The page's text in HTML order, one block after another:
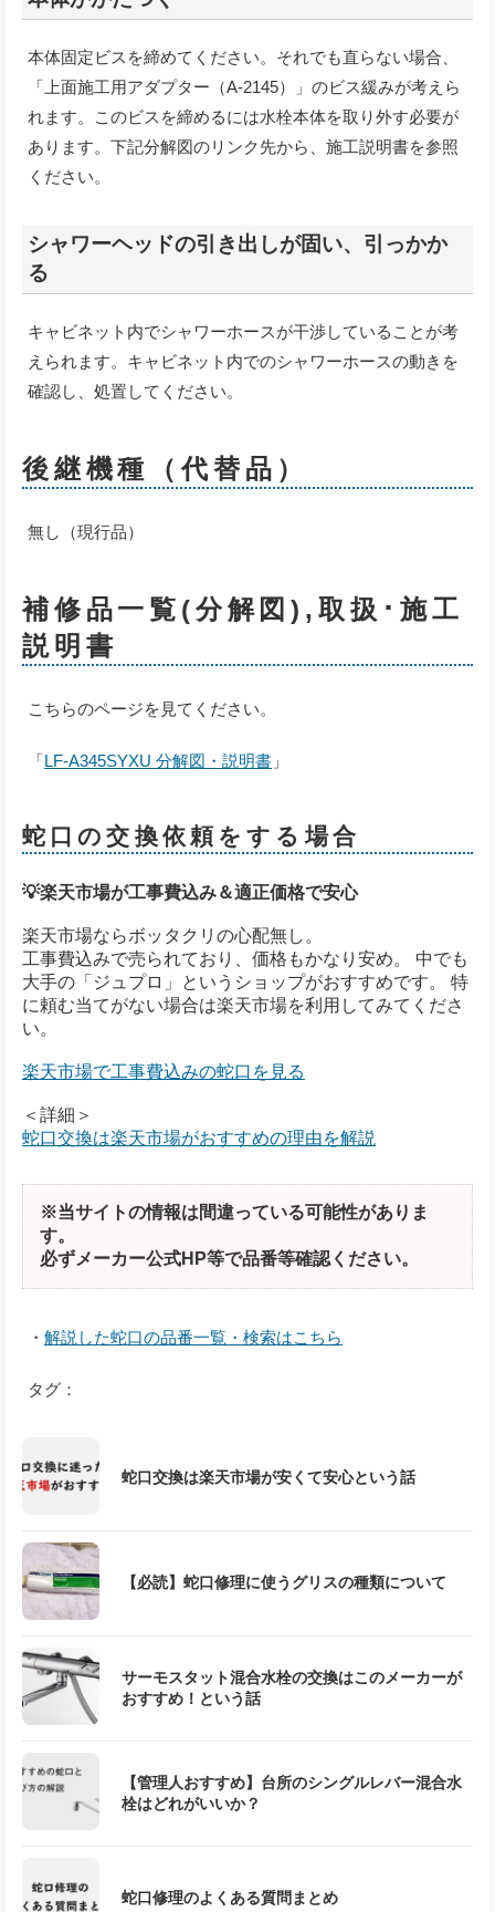
本体固定ビスを締めてください。それでも直らない場合、
「上面施工用アダプター（A-2145）」のビス緩みが考えら
れます。このビスを締めるには水栓本体を取り外す必要が
あります。下記分解図のリンク先から、施工説明書を参照
ください。
シャワーヘッドの引き出しが固い、引っかか
る
キャビネット内でシャワーホースが干渉していることが考
えられます。キャビネット内でのシャワーホースの動きを
確認し、処置してください。
後継機種（代替品）
無し（現行品）
補修品一覧(分解図),取扱･施工
説明書
こちらのページを見てください。
「LF-A345SYXU 分解図・説明書 」
蛇口の交換依頼をする場合
💡楽天市場が工事費込み＆適正価格で安心
楽天市場ならボッタクリの心配無し。
工事費込みで売られており、価格もかなり安め。 中でも
大手の「ジュプロ」というショップがおすすめです。 特
に頼む当てがない場合は楽天市場を利用してみてくださ
い。
楽天市場で工事費込みの蛇口を見る
＜詳細＞
蛇口交換は楽天市場がおすすめの理由を解説
※当サイトの情報は間違っている可能性がありま
す。
必ずメーカー公式HP等で品番等確認ください。
・ 解説した蛇口の品番一覧・検索はこちら
タグ：
蛇口交換は楽天市場が安くて安心という話
【必読】蛇口修理に使うグリスの種類について
サーモスタット混合水栓の交換はこのメーカーが
おすすめ！という話
【管理人おすすめ】台所のシングルレバー混合水
栓はどれがいいか？
蛇口修理のよくある質問まとめ